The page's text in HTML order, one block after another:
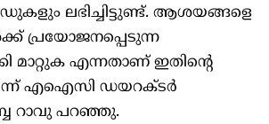
ലഭിച്ചിട്ടുണ്ട്. ആശയങ്ങളെ
പ്രയോജനപ്പെടുന്ന
മാറ്റുക എന്നതാണ് ഇതിന്റെ
എഐസി ഡയറക്ടർ
റാവു പറഞ്ഞു.